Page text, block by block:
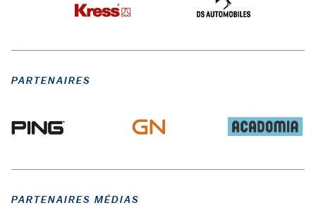
PARTENAIRES
PARTENAIRES MÉDIAS